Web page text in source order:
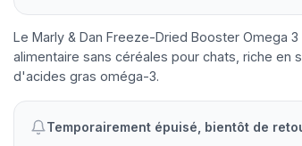
Le Marly & Dan Freeze-Dried Booster Omega
alimentaire sans céréales pour chats, riche en
d'acides gras oméga-3.
Temporairement épuisé, bientôt de